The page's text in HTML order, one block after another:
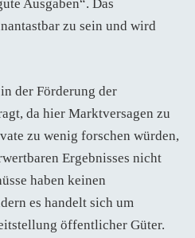
Ausgaben“. Das
zu sein und wird
der Förderung der
da hier Marktversagen zu
zu wenig forschen würden,
Ergebnisses nicht
haben keinen
es handelt sich um
öffentlicher Güter.